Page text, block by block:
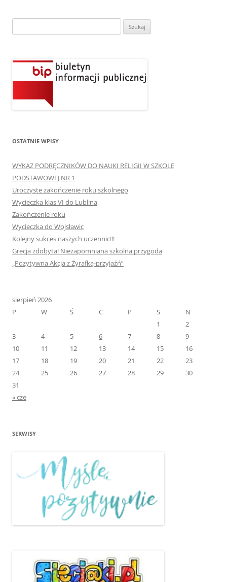
OSTATNIE WPISY
WYKAZ PODRĘCZNIKÓW DO NAUKI RELIGII W SZKOLE
PODSTAWOWEJ NR 1
Uroczyste zakończenie roku szkolnego
Wycieczka klas VI do Lublina
Zakończenie roku
Wycieczka do Wojsławic
Kolejny sukces naszych uczennic!!!
Grecja zdobyta! Niezapomniana szkolna przygoda
„Pozytywna Akcja z Żyrafką-przyjaźń”
sierpień 2026
P
W Ś C P S
N
1
2
3
4 5 6 7 8
9
10
11 12 13 14 15
16
17
18 19 20 21 22
23
24
25 26 27 28 29
30
31
« cze
SERWISY